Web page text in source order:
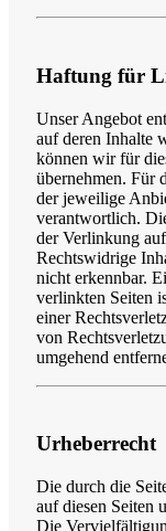
Haftung für
Unser Angebot
auf deren Inhalte
können wir für
übernehmen. Für
der jeweilige
verantwortlich.
der Verlinkung
Rechtswidrige
nicht erkennbar.
verlinkten Seiten
einer
von
umgehend
Urheberrecht
Die durch die
auf diesen Seiten
Die